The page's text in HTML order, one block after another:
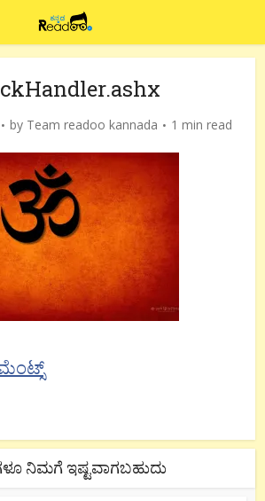
by Team readoo kannada 1 min read
ನಿಮಗೆ ಇಷ್ಟವಾಗಬಹುದು